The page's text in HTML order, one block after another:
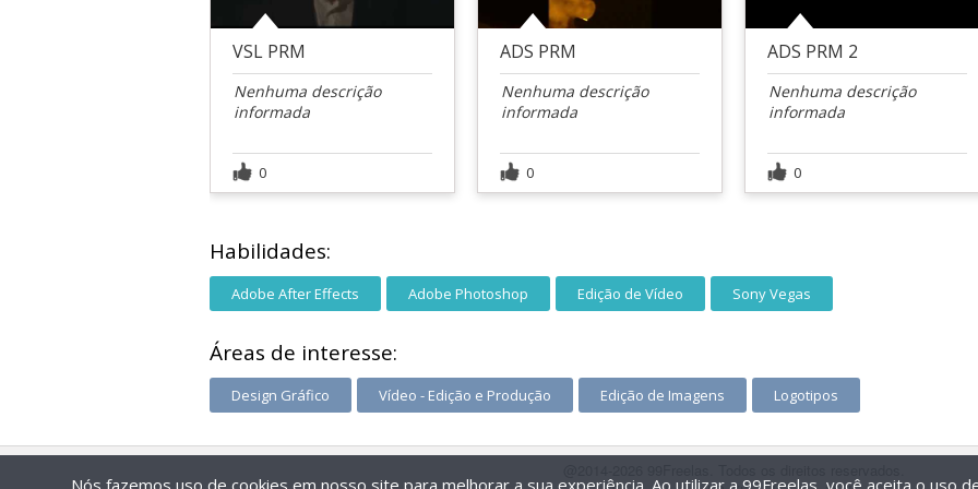
VSL PRM
Nenhuma descrição
informada
0
ADS PRM
Nenhuma descrição
informada
0
ADS PRM 2
Nenhuma descrição
informada
0
Habilidades:
Adobe After Effects Adobe Photoshop Edição de Vídeo Sony Vegas
Áreas de interesse:
Design Gráfico Vídeo - Edição e Produção Edição de Imagens Logotipos
Nós fazemos uso de cookies em nosso site para melhorar a sua experiência. Ao utilizar a 99Freelas, você aceita o uso